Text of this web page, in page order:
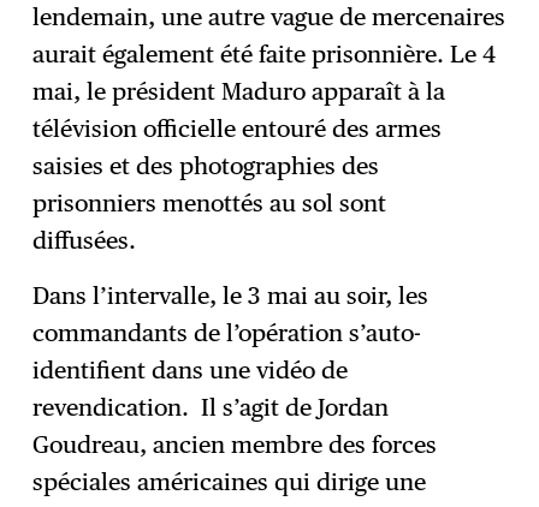
lendemain, une autre vague de mercenaires
aurait également été faite prisonnière. Le 4
mai, le président Maduro apparaît à la
télévision officielle entouré des armes
saisies et des photographies des
prisonniers menottés au sol sont
diffusées.
Dans l’intervalle, le 3 mai au soir, les
commandants de l’opération s’auto-
identifient dans une vidéo de
revendication. Il s’agit de Jordan
Goudreau, ancien membre des forces
spéciales américaines qui dirige une